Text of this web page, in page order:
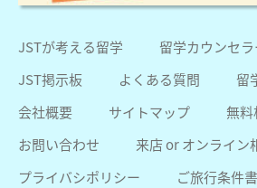
JSTが考える留学 留学カウンセラ
JST掲示板
よくある質問
留
会社概要
サイトマップ
無
お問い合わせ
来店 or オンライン
プライバシポリシー
ご旅行条件書